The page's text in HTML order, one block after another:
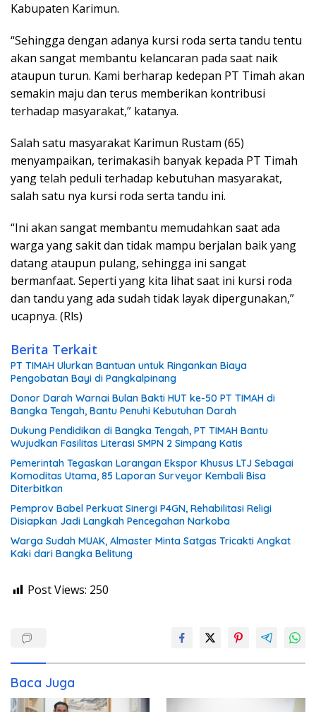
Kabupaten Karimun.
“Sehingga dengan adanya kursi roda serta tandu tentu
akan sangat membantu kelancaran pada saat naik
ataupun turun. Kami berharap kedepan PT Timah akan
semakin maju dan terus memberikan kontribusi
terhadap masyarakat,” katanya.
Salah satu masyarakat Karimun Rustam (65)
menyampaikan, terimakasih banyak kepada PT Timah
yang telah peduli terhadap kebutuhan masyarakat,
salah satu nya kursi roda serta tandu ini.
“Ini akan sangat membantu memudahkan saat ada
warga yang sakit dan tidak mampu berjalan baik yang
datang ataupun pulang, sehingga ini sangat
bermanfaat. Seperti yang kita lihat saat ini kursi roda
dan tandu yang ada sudah tidak layak dipergunakan,”
ucapnya. (Rls)
Berita Terkait
PT TIMAH Ulurkan Bantuan untuk Ringankan Biaya
Pengobatan Bayi di Pangkalpinang
Donor Darah Warnai Bulan Bakti HUT ke-50 PT TIMAH di
Bangka Tengah, Bantu Penuhi Kebutuhan Darah
Dukung Pendidikan di Bangka Tengah, PT TIMAH Bantu
Wujudkan Fasilitas Literasi SMPN 2 Simpang Katis
Pemerintah Tegaskan Larangan Ekspor Khusus LTJ Sebagai
Komoditas Utama, 85 Laporan Surveyor Kembali Bisa
Diterbitkan
Pemprov Babel Perkuat Sinergi P4GN, Rehabilitasi Religi
Disiapkan Jadi Langkah Pencegahan Narkoba
Warga Sudah MUAK, Almaster Minta Satgas Tricakti Angkat
Kaki dari Bangka Belitung
Post Views: 250
Baca Juga